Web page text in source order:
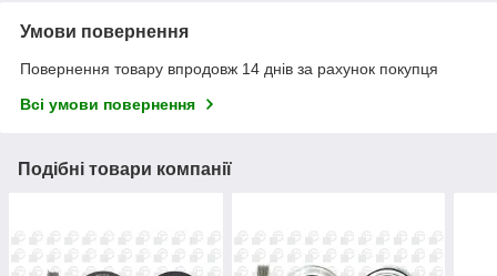
Умови повернення
Повернення товару впродовж 14 днів за рахунок покупця
Всі умови повернення
Подібні товари компанії